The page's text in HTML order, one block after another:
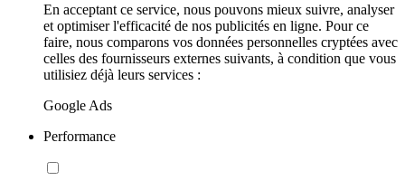
En acceptant ce service, nous pouvons mieux suivre, analyser
et optimiser l'efficacité de nos publicités en ligne. Pour ce
faire, nous comparons vos données personnelles cryptées avec
celles des fournisseurs externes suivants, à condition que vous
utilisiez déjà leurs services :
Google Ads
Performance